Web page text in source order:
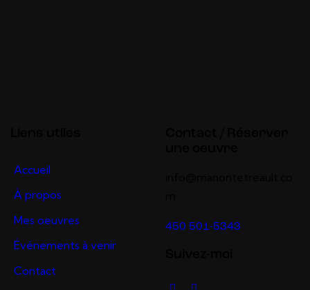
Accueil
À propos
Mes oeuvres
Événements à venir
Contact
450 501-5343